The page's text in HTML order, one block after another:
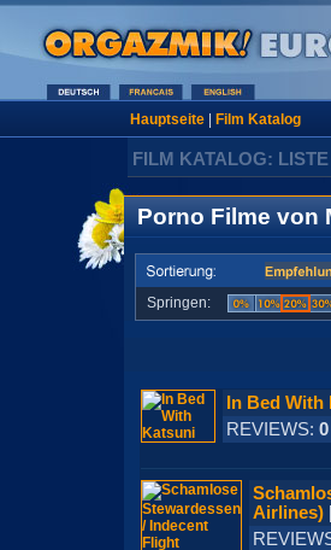
Hauptseite| Film Katalog
FILM KATALOG: LISTE
Porno Filme von
Springen:
In Bed
REVIEWS: 0
Airlines)